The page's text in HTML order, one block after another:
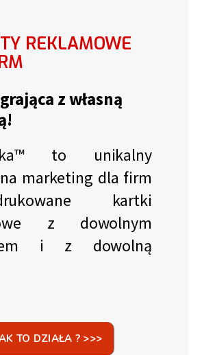
REKLAMOWE
z własną
to unikalny
na marketing dla firm
kartki
z dowolnym
i z dowolną
TO DZIAŁA ? >>>